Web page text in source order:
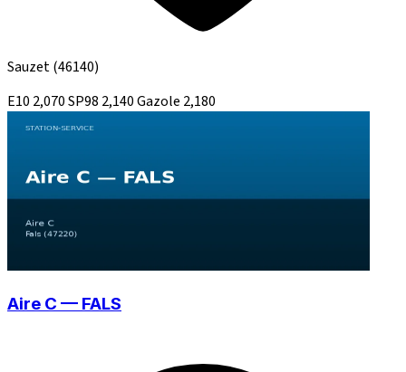
Sauzet(46140)
E10 2,070SP98 2,140Gazole 2,180
Aire C — FALS